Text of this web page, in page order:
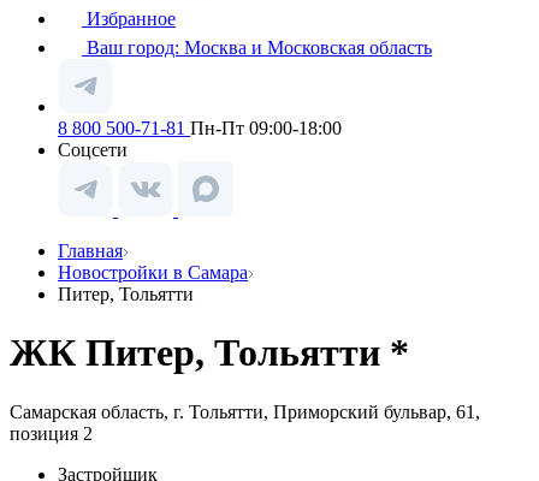
Избранное
Ваш город: Москва и Московская область
8 800 500-71-81 Пн-Пт 09:00-18:00
Соцсети
Главная
Новостройки в Самара
Питер, Тольятти
ЖК Питер, Тольятти *
Самарская область, г. Тольятти, Приморский бульвар, 61,
позиция 2
Застройщик